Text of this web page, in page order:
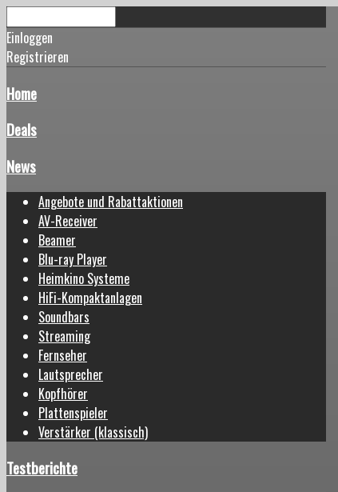
Einloggen
Registrieren
Home
Deals
News
Angebote und Rabattaktionen
AV-Receiver
Beamer
Blu-ray Player
Heimkino Systeme
HiFi-Kompaktanlagen
Soundbars
Streaming
Fernseher
Lautsprecher
Kopfhörer
Plattenspieler
Verstärker (klassisch)
Testberichte